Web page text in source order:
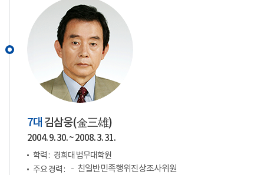
7대 김삼웅(金三雄)
2004. 9. 30. ~ 2008. 3. 31.
학력 : 경희대 법무대학원
주요 경력 :
친일반민족행위진상조사위원